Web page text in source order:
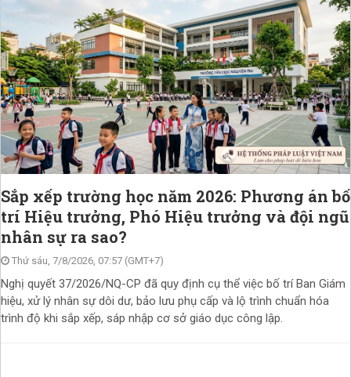
Sắp xếp trường học năm 2026: Phương án bố
trí Hiệu trưởng, Phó Hiệu trưởng và đội ngũ
nhân sự ra sao?
Thứ sáu, 7/8/2026, 07:57 (GMT+7)
Nghị quyết 37/2026/NQ-CP đã quy định cụ thể việc bố trí Ban Giám
hiệu, xử lý nhân sự dôi dư, bảo lưu phụ cấp và lộ trình chuẩn hóa
trình độ khi sắp xếp, sáp nhập cơ sở giáo dục công lập.